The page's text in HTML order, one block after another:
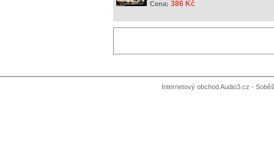
Cena: 386 Kč
Internetový obchod Audio3.cz -